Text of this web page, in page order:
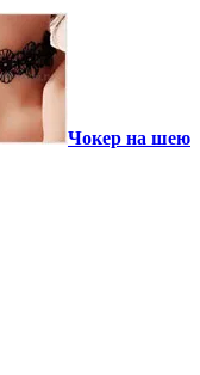
Чокер на шею